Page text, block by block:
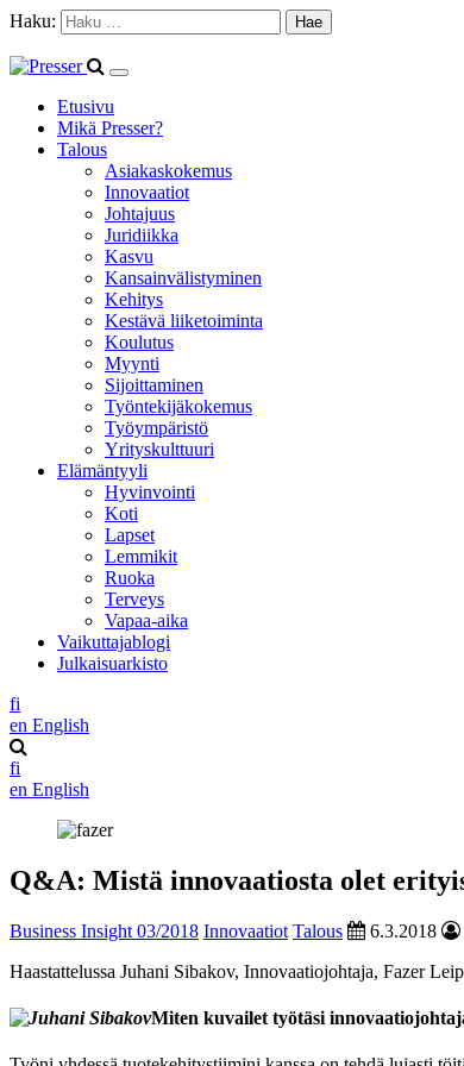
Haku:
Etusivu
Mikä Presser?
Talous
Asiakaskokemus
Innovaatiot
Johtajuus
Juridiikka
Kasvu
Kansainvälistyminen
Kehitys
Kestävä liiketoiminta
Koulutus
Myynti
Sijoittaminen
Työntekijäkokemus
Työympäristö
Yrityskulttuuri
Elämäntyyli
Hyvinvointi
Koti
Lapset
Lemmikit
Ruoka
Terveys
Vapaa-aika
Vaikuttajablogi
Julkaisuarkisto
fi
en English
fi
en English
Q&A: Mistä innovaatiosta olet
Business Insight 03/2018 Innovaatiot Talous 6.3.2018
Haastattelussa Juhani Sibakov, Innovaatiojohtaja, Fazer
Miten kuvailet työtäsi